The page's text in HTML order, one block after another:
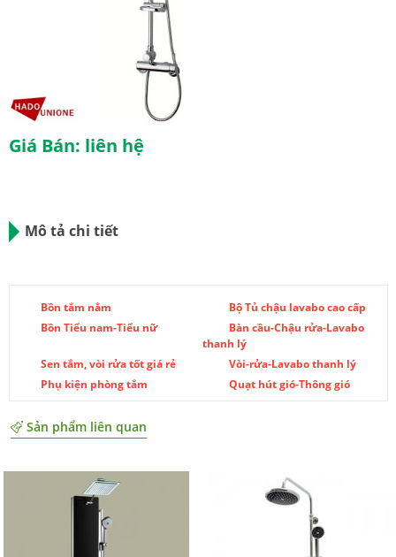
Giá Bán: liên hệ
Mô tả chi tiết
Bồn tắm nằm
Bộ Tủ chậu lavabo cao cấp
Bồn Tiểu nam-Tiểu nữ
Bàn cầu-Chậu rửa-Lavabo
thanh lý
Sen tắm, vòi rửa tốt giá rẻ
Vòi-rửa-Lavabo thanh lý
Phụ kiện phòng tắm
Quạt hút gió-Thông gió
Sản phẩm liên quan